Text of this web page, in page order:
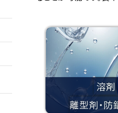
溶剤
離型剤・防